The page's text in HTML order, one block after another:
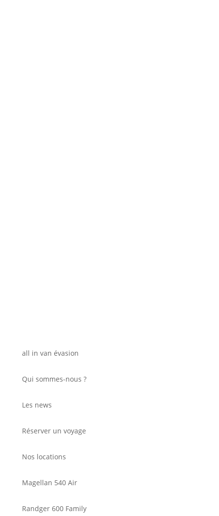
all in van évasion
Qui sommes-nous ?
Les news
Réserver un voyage
Nos locations
Magellan 540 Air
Randger 600 Family